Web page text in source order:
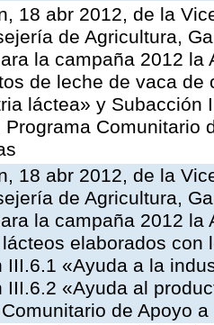
18 abr 2012, de la
de Agricultura,
la campaña 2012
de leche de vaca
láctea» y Subacción
Comunitario
18 abr 2012, de la
de Agricultura,
la campaña 2012
elaborados
III.6.1 «Ayuda a la
III.6.2 «Ayuda al
de Apoyo